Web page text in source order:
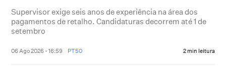
Supervisor exige seis anos de experiência na área dos
pagamentos de retalho. Candidaturas decorrem até 1 de
setembro
06 Ago 2026 - 16:59 PT50 2 min leitura